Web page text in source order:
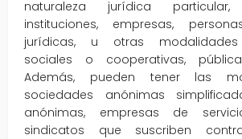
naturaleza jurídica
instituciones, empresas,
jurídicas, u otras modalidades
sociales o cooperativas,
Además, pueden tener las
sociedades anónimas
anónimas, empresas de
sindicatos que suscriben